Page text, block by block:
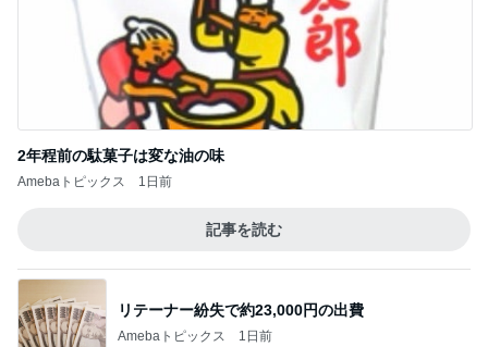
2年程前の駄菓子は変な油の味
Amebaトピックス 1日前
記事を読む
リテーナー紛失で約23,000円の出費
Amebaトピックス 1日前